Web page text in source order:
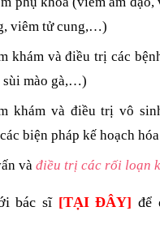
viêm tử cung,…)
khám và điều trị các
sùi mào gà,…)
khám và điều trị vô
biện pháp kế hoạch
vàđiều trị các rối loạn
bác sĩ [TẠI ĐÂY] để